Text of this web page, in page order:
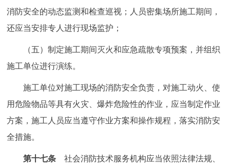
消防安全的动态监测和检查巡视；人员密集场所施工期间，
还应当安排专人进行现场监护；
（五）制定施工期间灭火和应急疏散专项预案，并组织
施工单位进行演练。
施工单位对施工现场的消防安全负责，对施工动火、使
用危险物品等具有火灾、爆炸危险性的作业，应当制定作业
方案，施工人员应当遵守作业方案和操作规程，落实消防安
全措施。
第十七条 社会消防技术服务机构应当依照法律法规、